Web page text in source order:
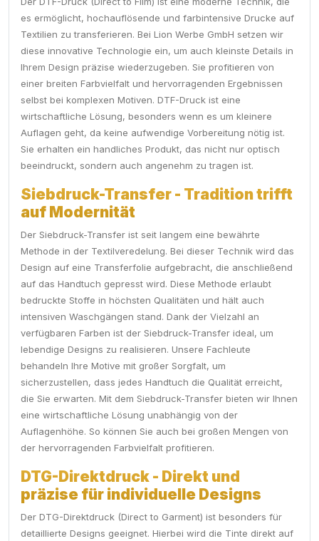
es ermöglicht, hochauflösende und farbintensive Drucke auf
Textilien zu transferieren. Bei Lion Werbe GmbH setzen wir
diese innovative Technologie ein, um auch kleinste Details in
Ihrem Design präzise wiederzugeben. Sie profitieren von
einer breiten Farbvielfalt und hervorragenden Ergebnissen
selbst bei komplexen Motiven. DTF-Druck ist eine
wirtschaftliche Lösung, besonders wenn es um kleinere
Auflagen geht, da keine aufwendige Vorbereitung nötig ist.
Sie erhalten ein handliches Produkt, das nicht nur optisch
beeindruckt, sondern auch angenehm zu tragen ist.
Siebdruck-Transfer - Tradition trifft
auf Modernität
Der Siebdruck-Transfer ist seit langem eine bewährte
Methode in der Textilveredelung. Bei dieser Technik wird das
Design auf eine Transferfolie aufgebracht, die anschließend
auf das Handtuch gepresst wird. Diese Methode erlaubt
bedruckte Stoffe in höchsten Qualitäten und hält auch
intensiven Waschgängen stand. Dank der Vielzahl an
verfügbaren Farben ist der Siebdruck-Transfer ideal, um
lebendige Designs zu realisieren. Unsere Fachleute
behandeln Ihre Motive mit großer Sorgfalt, um
sicherzustellen, dass jedes Handtuch die Qualität erreicht,
die Sie erwarten. Mit dem Siebdruck-Transfer bieten wir Ihnen
eine wirtschaftliche Lösung unabhängig von der
Auflagenhöhe. So können Sie auch bei großen Mengen von
der hervorragenden Farbvielfalt profitieren.
DTG-Direktdruck - Direkt und
präzise für individuelle Designs
Der DTG-Direktdruck (Direct to Garment) ist besonders für
detaillierte Designs geeignet. Hierbei wird die Tinte direkt auf